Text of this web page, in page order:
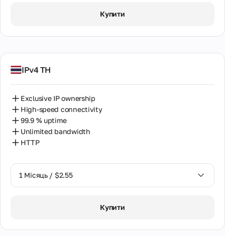
Купити
IPv4 TH
Exclusive IP ownership
High-speed connectivity
99.9 % uptime
Unlimited bandwidth
HTTP
1 Місяць / $2.55
Купити